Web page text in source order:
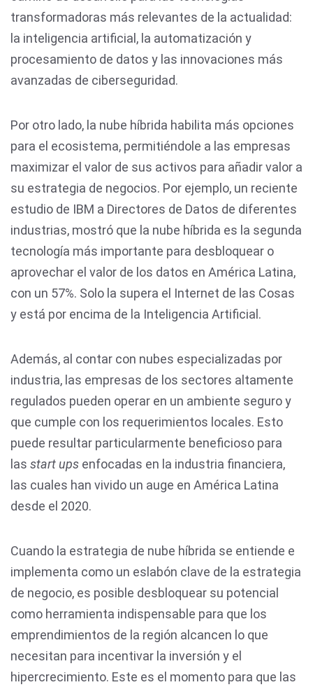
transformadoras más relevantes de la actualidad:
la inteligencia artificial, la automatización y
procesamiento de datos y las innovaciones más
avanzadas de ciberseguridad.
Por otro lado, la nube híbrida habilita más opciones
para el ecosistema, permitiéndole a las empresas
maximizar el valor de sus activos para añadir valor a
su estrategia de negocios. Por ejemplo, un reciente
estudio de IBM a Directores de Datos de diferentes
industrias, mostró que la nube híbrida es la segunda
tecnología más importante para desbloquear o
aprovechar el valor de los datos en América Latina,
con un 57%. Solo la supera el Internet de las Cosas
y está por encima de la Inteligencia Artificial.
Además, al contar con nubes especializadas por
industria, las empresas de los sectores altamente
regulados pueden operar en un ambiente seguro y
que cumple con los requerimientos locales. Esto
puede resultar particularmente beneficioso para
las start ups enfocadas en la industria financiera,
las cuales han vivido un auge en América Latina
desde el 2020.
Cuando la estrategia de nube híbrida se entiende e
implementa como un eslabón clave de la estrategia
de negocio, es posible desbloquear su potencial
como herramienta indispensable para que los
emprendimientos de la región alcancen lo que
necesitan para incentivar la inversión y el
hipercrecimiento. Este es el momento para que las